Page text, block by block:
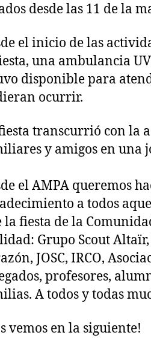
desde las 11 de la
el inicio de las
una ambulancia
disponible para
ocurrir.
transcurrió con la
y amigos en una
el AMPA queremos
a todos
la fiesta de la
Grupo Scout
JOSC, IRCO,
profesores,
A todos y todas
vemos en la siguiente!